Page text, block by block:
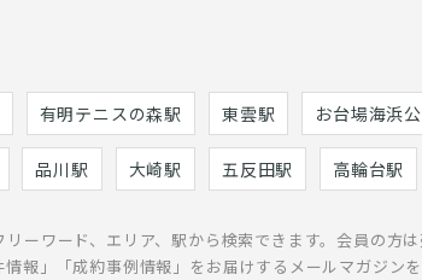
有明テニスの森駅 東雲駅 お台場海浜
品川駅 大崎駅 五反田駅 高輪台駅
ーワード、エリア、駅から検索できます。会員の
報」「成約事例情報」をお届けするメールマガジン